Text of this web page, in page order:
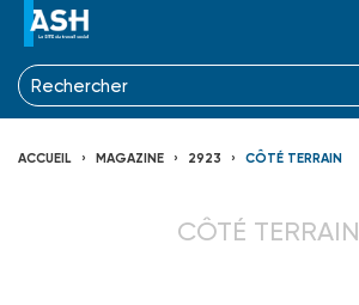
ACCUEIL MAGAZINE 2923 CÔTÉ TERRAIN
CÔTÉ TERRAIN